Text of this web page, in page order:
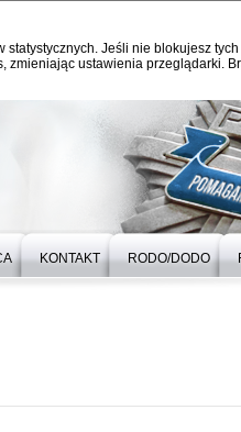
Jeśli nie blokujesz
ustawienia przeglądarki.
KONTAKT RODO/DODO